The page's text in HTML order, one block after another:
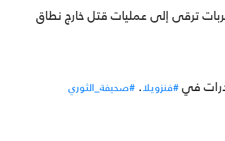
ترقى إلى عمليات قتل خارج نطاق
في #فنزويلا. #صحيفة_الثوري